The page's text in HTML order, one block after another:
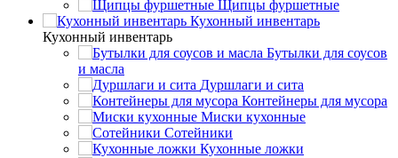
Щипцы фуршетные
Кухонный инвентарь
Кухонный инвентарь
Бутылки для соусов
и масла
Дуршлаги и сита
Контейнеры для мусора
Миски кухонные
Сотейники
Кухонные ложки